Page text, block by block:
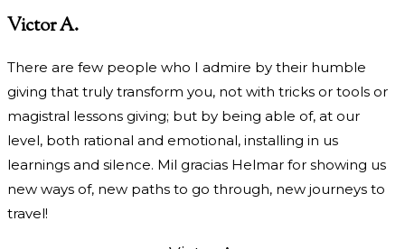
Victor A.
There are few people who I admire by their humble
giving that truly transform you, not with tricks or tools or
magistral lessons giving; but by being able of, at our
level, both rational and emotional, installing in us
learnings and silence. Mil gracias Helmar for showing us
new ways of, new paths to go through, new journeys to
travel!